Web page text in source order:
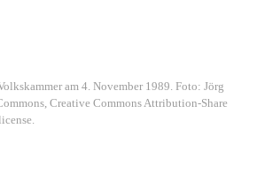
am 4. November 1989. Foto: Jörg
Creative Commons Attribution-Share